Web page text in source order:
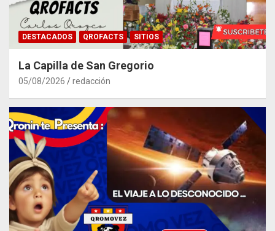
DESTACADOS QROFACTS SITIOS
La Capilla de San Gregorio
05/08/2026 redacción